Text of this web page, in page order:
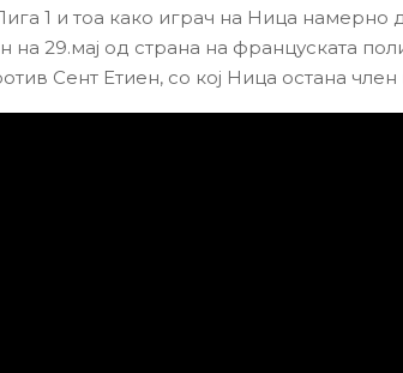
1 и тоа како играч на Ница намерно
на 29.мај од страна на француската
Сент Етиен, со кој Ница остана член